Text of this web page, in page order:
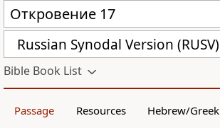
Russian Synodal Version (RUSV)
Bible Book List
Passage Resources Hebrew/Greek